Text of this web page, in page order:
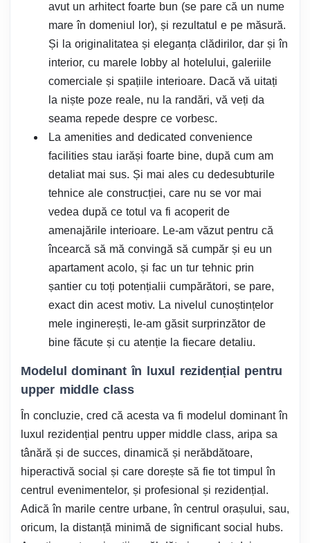
avut un arhitect foarte bun (se pare că un nume
mare în domeniul lor), și rezultatul e pe măsură.
Și la originalitatea și eleganța clădirilor, dar și în
interior, cu marele lobby al hotelului, galeriile
comerciale și spațiile interioare. Dacă vă uitați
la niște poze reale, nu la randări, vă veți da
seama repede despre ce vorbesc.
La amenities and dedicated convenience
facilities stau iarăși foarte bine, după cum am
detaliat mai sus. Și mai ales cu dedesubturile
tehnice ale construcției, care nu se vor mai
vedea după ce totul va fi acoperit de
amenajările interioare. Le-am văzut pentru că
încearcă să mă convingă să cumpăr și eu un
apartament acolo, și fac un tur tehnic prin
șantier cu toți potențialii cumpărători, se pare,
exact din acest motiv. La nivelul cunoștințelor
mele inginerești, le-am găsit surprinzător de
bine făcute și cu atenție la fiecare detaliu.
Modelul dominant în luxul rezidențial pentru
upper middle class
În concluzie, cred că acesta va fi modelul dominant în
luxul rezidențial pentru upper middle class, aripa sa
tânără și de succes, dinamică și nerăbdătoare,
hiperactivă social și care dorește să fie tot timpul în
centrul evenimentelor, și profesional și rezidențial.
Adică în marile centre urbane, în centrul orașului, sau,
oricum, la distanță minimă de significant social hubs.